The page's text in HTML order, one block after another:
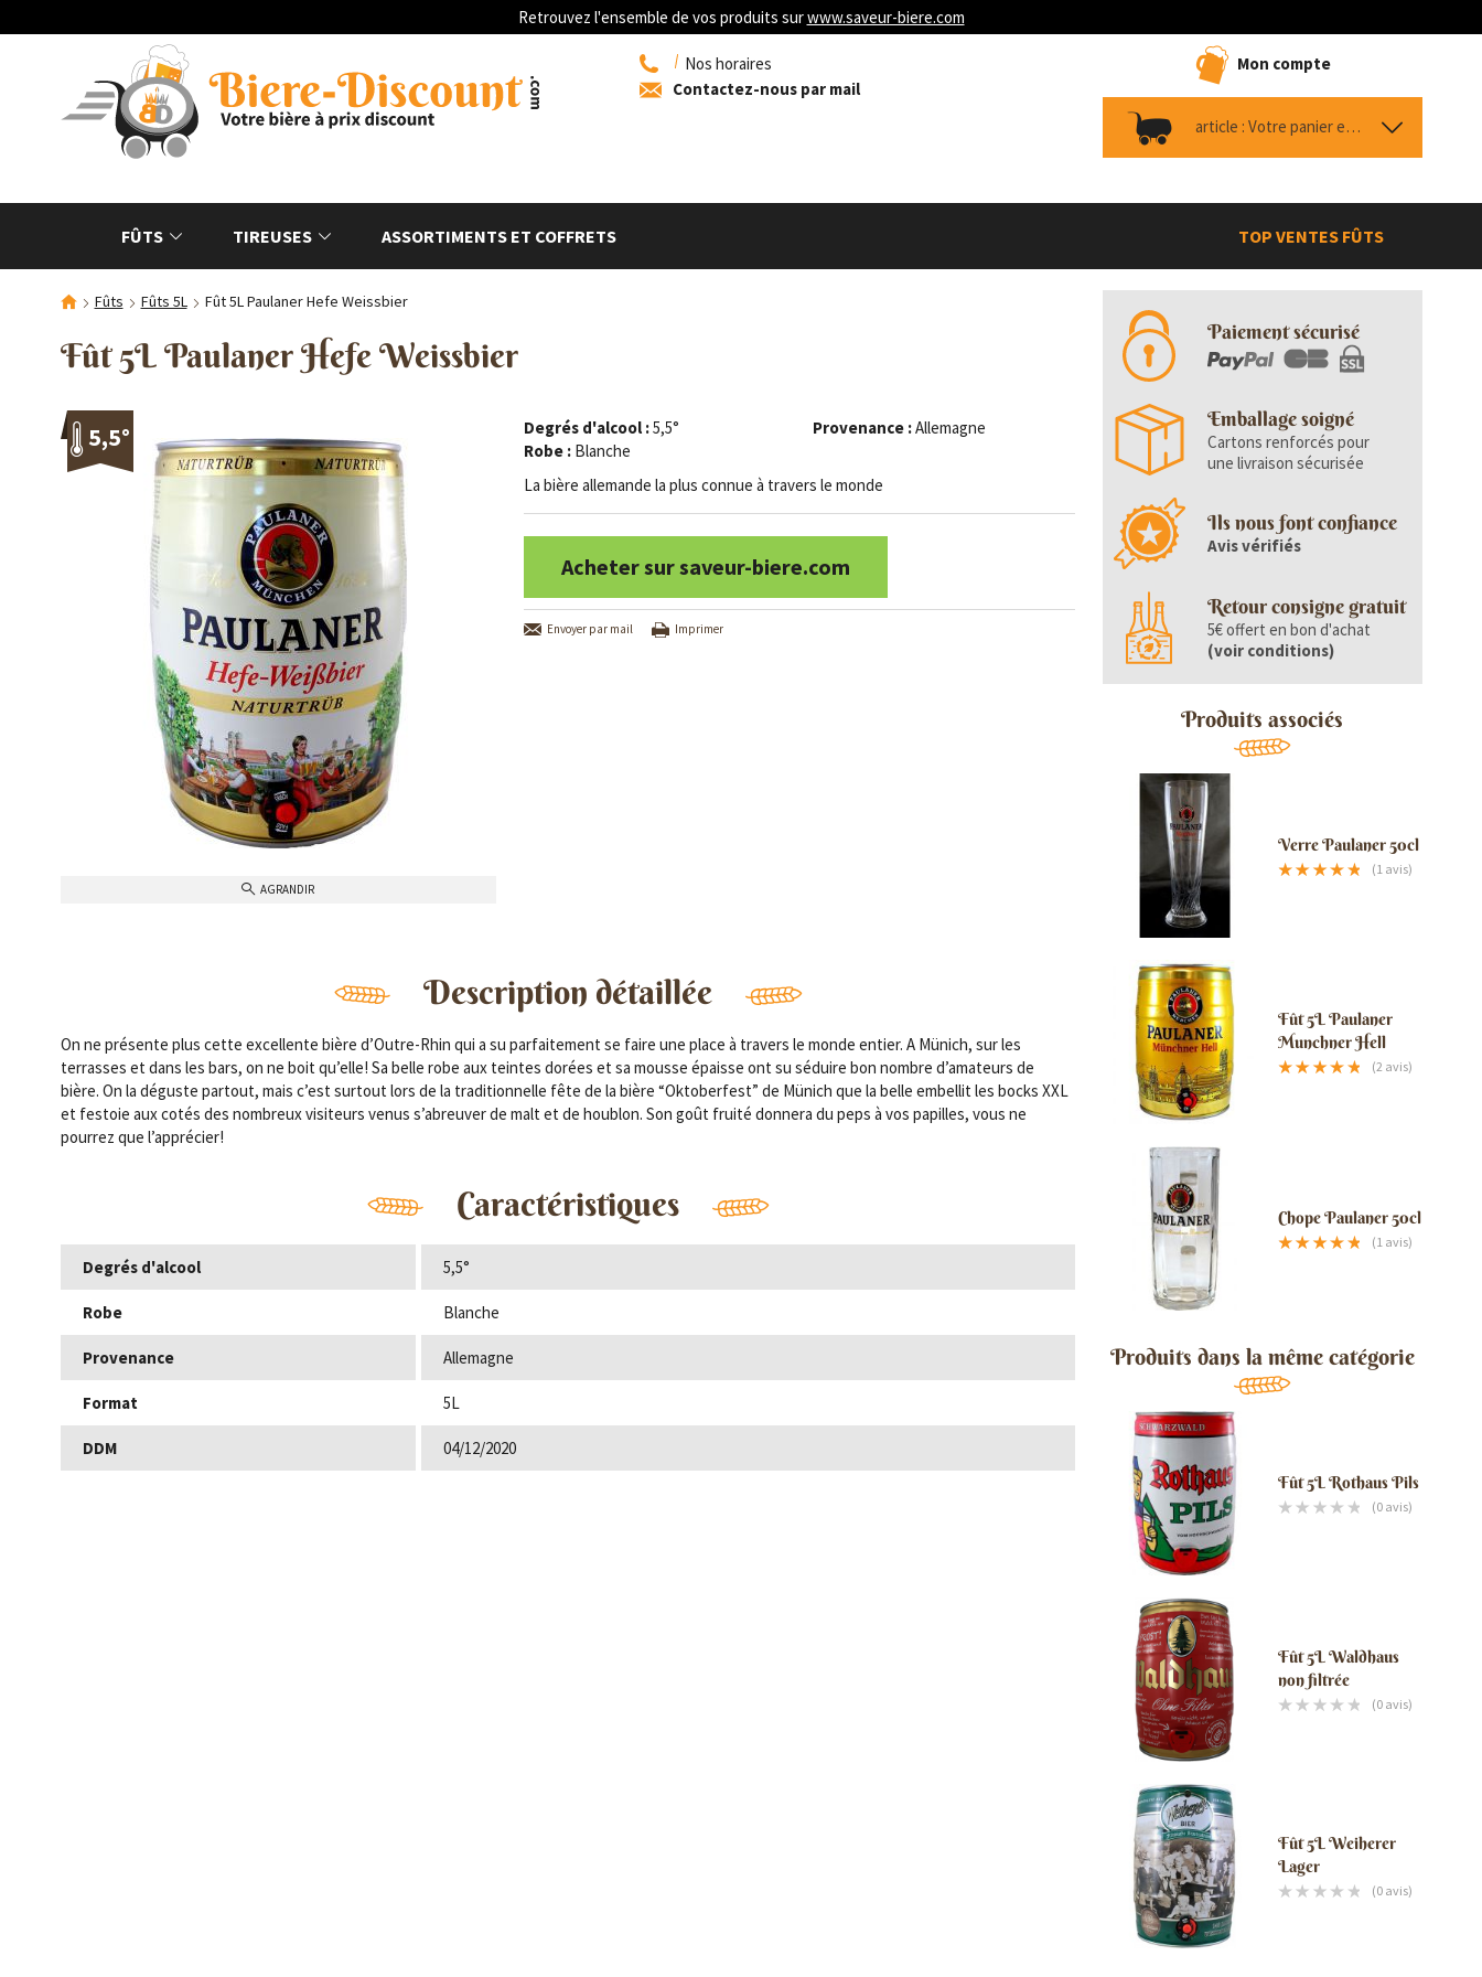
Retrouvez l'ensemble de vos produits surwww.saveur-biere.com
Nos horaires
Contactez-nous par mail
Mon compte
article : Votre panier est vide
FÛTS TIREUSES ASSORTIMENTS ET COFFRETS TOP VENTES FÛTS
Fûts Fûts 5L Fût 5L Paulaner Hefe Weissbier
Fût 5L Paulaner Hefe Weissbier
5,5°
AGRANDIR
Degrés d'alcool :5,5°
Robe : Blanche
Provenance :Allemagne
La bière allemande la plus connue à travers le monde
Acheter sur saveur-biere.com
Envoyer par mail Imprimer
Paiement sécurisé
Emballage soigné
Cartons renforcés pour
une livraison sécurisée
Ils nous font confiance
Avis vérifiés
Retour consigne gratuit
5€ offert en bon d'achat
(voir conditions)
Produits associés
Verre Paulaner 50cl
(1 avis)
Fût 5L Paulaner
Munchner Hell
(2 avis)
Chope Paulaner 50cl
(1 avis)
Produits dans la même catégorie
Fût 5L Rothaus Pils
(0 avis)
Fût 5L Waldhaus
non filtrée
(0 avis)
Fût 5L Weiherer
Lager
(0 avis)
Description détaillée
On ne présente plus cette excellente bière d’Outre-Rhin qui a su parfaitement se faire une place à travers le monde entier. A Münich, sur les
terrasses et dans les bars, on ne boit qu’elle! Sa belle robe aux teintes dorées et sa mousse épaisse ont su séduire bon nombre d’amateurs de
bière. On la déguste partout, mais c’est surtout lors de la traditionnelle fête de la bière “Oktoberfest” de Münich que la belle embellit les bocks XXL
et festoie aux cotés des nombreux visiteurs venus s’abreuver de malt et de houblon. Son goût fruité donnera du peps à vos papilles, vous ne
pourrez que l’apprécier!
Caractéristiques
Degrés d'alcool 5,5°
Robe Blanche
Provenance Allemagne
Format 5L
DDM 04/12/2020